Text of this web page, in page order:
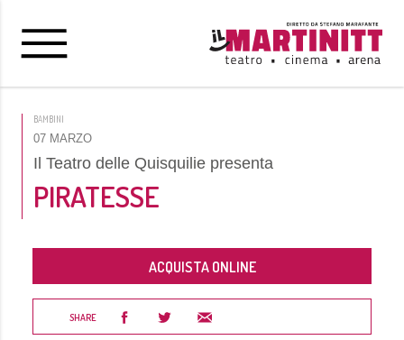
BAMBINI
07 MARZO
Il Teatro delle Quisquilie presenta
PIRATESSE
ACQUISTA ONLINE
SHARE